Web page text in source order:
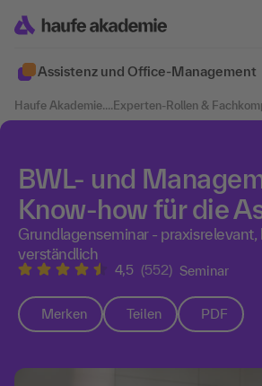
Assistenz und Office-Management
Haufe Akademie....Experten-Rollen &
BWL- und
Know-how für die
Grundlagenseminar -
verständlich
4,5 (552) Seminar
Merken Teilen PDF